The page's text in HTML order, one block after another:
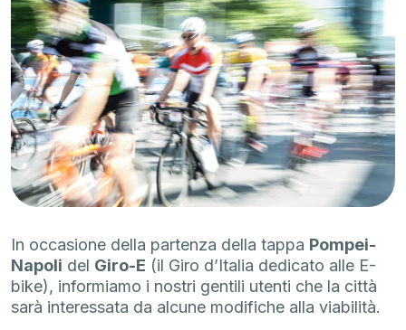
In occasione della partenza della tappa Pompei-
Napoli del Giro-E (il Giro d’Italia dedicato alle E-
bike), informiamo i nostri gentili utenti che la città
sarà interessata da alcune modifiche alla viabilità.